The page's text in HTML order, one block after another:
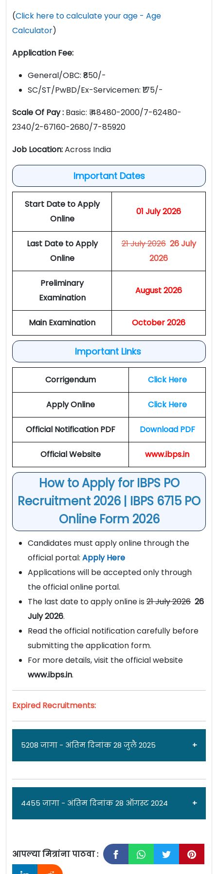
(Click here to calculate your age - Age
Calculator)
Application Fee:
General/OBC: ₹850/-
SC/ST/PwBD/Ex-Servicemen: ₹175/-
Scale Of Pay : Basic: ₹ 48480-2000/7-62480-
2340/2-67160-2680/7-85920
Job Location:Across India
Important Dates
Start Date to Apply
Online
01 July 2026
Last Date to Apply
Online
21 July 2026 26 July
2026
Preliminary
Examination
August 2026
Main Examination October 2026
Important Links
Corrigendum Click Here
Apply Online Click Here
Official Notification PDF Download PDF
Official Website www.ibps.in
How to Apply for IBPS PO
Recruitment 2026 | IBPS 6715 PO
Online Form 2026
Candidates must apply online through the
official portal: Apply Here
Applications will be accepted only through
the official online portal.
The last date to apply online is 21 July 2026 26
July 2026.
Read the official notification carefully before
submitting the application form.
For more details, visit the official website
www.ibps.in.
Expired Recruitments:
5208 जागा - अंतिम दिनांक 28 जुलै 2025
जाहिरात दिनांक: 01/07/25
पदांच्या 5208 जागांसाठी पात्र उमेदवारांकडून अर्ज
मागवण्यात येत असून ऑनलाईन अर्ज करण्याचा अंतिम
4455 जागा - अंतिम दिनांक 28 ऑगस्ट 2024
जाहिरात दिनांक: 10/08/24
आपल्या मित्रांना पाठवा :